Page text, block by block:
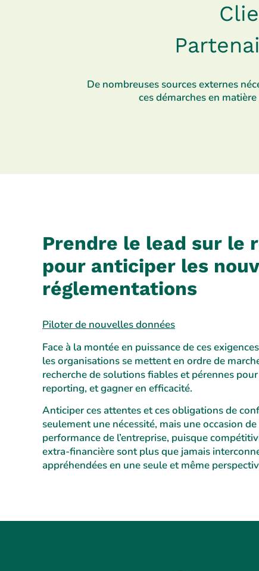
De nombreuses sources externes
ces démarches en matière
Prendre le lead sur le
pour anticiper les
réglementations
Piloter de nouvelles données
Face à la montée en puissance de ces
les organisations se mettent en ordre de
recherche de solutions fiables et pérennes
reporting, et gagner en efficacité.
Anticiper ces attentes et ces obligations de
seulement une nécessité, mais une occasion
performance de l’entreprise, puisque
extra-financière sont plus que jamais
appréhendées en une seule et même